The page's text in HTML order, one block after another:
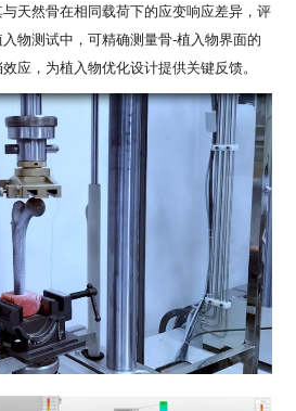
天然骨在相同载荷下的应变响应差异，评
物测试中，可精确测量骨-植入物界面的
应，为植入物优化设计提供关键反馈。